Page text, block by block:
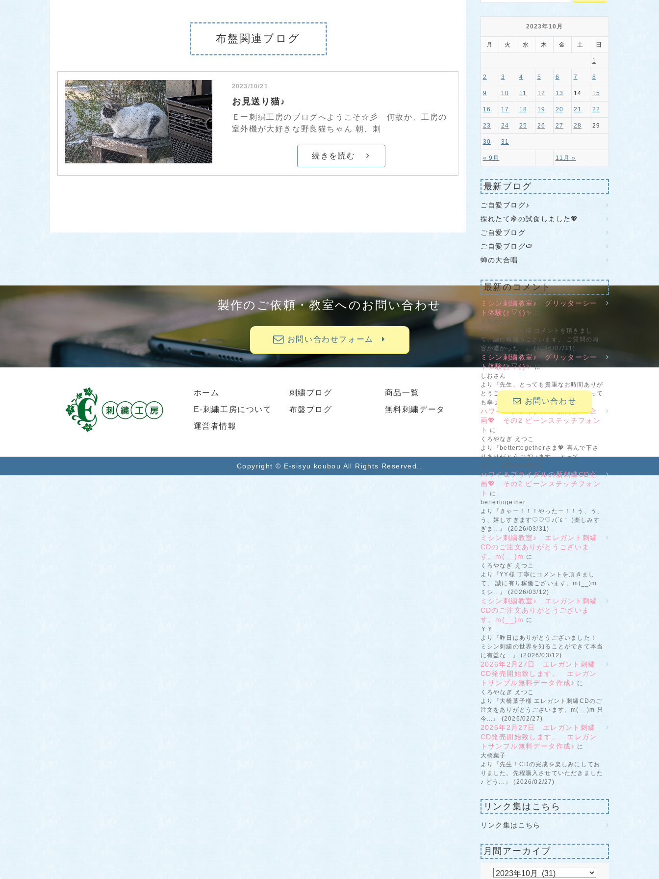
布盤関連ブログ
2023/10/21
お見送り猫♪
Ｅー刺繍工房のブログへようこそ☆彡 何故か、工房の
室外機が大好きな野良猫ちゃん 朝、刺
続きを読む
2023年10月
月 火 水 木 金 土 日
« 9月 11月 »
1
2 3 4 5 6 7 8
9 10 11 12 13 14 15
16 17 18 19 20 21 22
23 24 25 26 27 28 29
30 31
最新ブログ
ご自愛ブログ♪
採れたて🍇の試食しました💖
ご自愛ブログ
ご自愛ブログ🍉
蝉の大合唱
最新のコメント
ミシン刺繍教室♪ グリッターシー
ト体験(≧▽≦)✨ に
くろやなぎ えつこ
より『しおさん様 コメントを頂きまし
て、誠に有難うございます。 ご質問の内
容が濃かった...』 (2026/07/31)
ミシン刺繍教室♪ グリッターシー
ト体験(≧▽≦)✨に
しおさん
より『先生、とっても貴重なお時間ありが
とうございました。帰りの電車で、とって
も幸せな(...』 (2026/07/30)
ハワイ＆ブライダルの新刺繍CD企
画💖 その2 ビーンステッチフォン
ト
に
くろやなぎ えつこ
より『bettertogetherさま💖 喜んで下さ
りありがとうございます。 とって
も...』 (2026/03/31)
ハワイ＆ブライダルの新刺繍CD企
画💖 その2 ビーンステッチフォン
ト
に
bettertogether
より『きゃー！！！やったー！！う、う、
う、嬉しすぎます♡♡♡♪(´ε｀ )楽しみす
ぎま...』 (2026/03/31)
ミシン刺繍教室♪ エレガント刺繍
CDのご注文ありがとうございま
す。m(__)m に
くろやなぎ えつこ
より『YY様 丁寧にコメントを頂きまし
て、 誠に有り稼働ございます。m(__)m
ミシ...』 (2026/03/12)
ミシン刺繍教室♪ エレガント刺繍
CDのご注文ありがとうございま
す。m(__)m に
ＹＹ
より『昨日はありがとうございました！
ミシン刺繍の世界を知ることができて本当
に有益な...』 (2026/03/12)
2026年2月27日 エレガント刺繍
CD発売開始致します。 エレガン
トサンプル無料データ作成♪ に
くろやなぎ えつこ
より『大橋葉子様 エレガント刺繍CDのご
注文をありがとうございます。m(__)m 只
今...』 (2026/02/27)
2026年2月27日 エレガント刺繍
CD発売開始致します。 エレガン
トサンプル無料データ作成♪ に
大橋葉子
より『先生！CDの完成を楽しみにしてお
りました。先程購入させていただきました
♪ どう...』 (2026/02/27)
リンク集はこちら
リンク集はこちら
月間アーカイブ
製作のご依頼・教室へのお問い合わせ
お問い合わせフォーム
ホーム
E-刺繍工房について
運営者情報
刺繍ブログ
布盤ブログ
商品一覧
無料刺繍データ
お問い合わせ
Copyright © E-sisyu koubou All Rights Reserved..